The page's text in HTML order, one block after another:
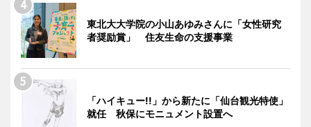
東北大大学院の小山あゆみさんに「女性研究
者奨励賞」 住友生命の支援事業
「ハイキュー!!」から新たに「仙台観光特使」
就任 秋保にモニュメント設置へ